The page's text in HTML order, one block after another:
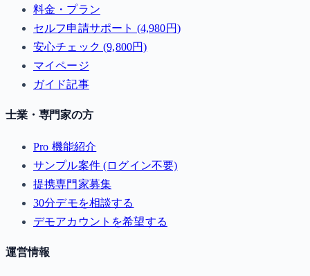
料金・プラン
セルフ申請サポート (4,980円)
安心チェック (9,800円)
マイページ
ガイド記事
士業・専門家の方
Pro 機能紹介
サンプル案件 (ログイン不要)
提携専門家募集
30分デモを相談する
デモアカウントを希望する
運営情報